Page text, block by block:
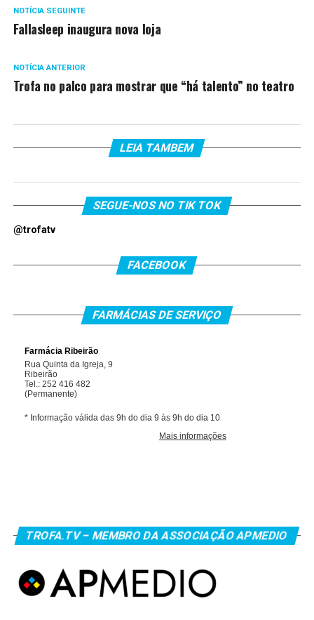
NOTÍCIA SEGUINTE
Fallasleep inaugura nova loja
NOTÍCIA ANTERIOR
Trofa no palco para mostrar que “há talento” no teatro
LEIA TAMBEM
SEGUE-NOS NO TIK TOK
@trofatv
FACEBOOK
FARMÁCIAS DE SERVIÇO
TROFA.TV – MEMBRO DA ASSOCIAÇÃO APMEDIO